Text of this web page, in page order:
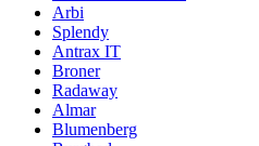
Arbi
Splendy
Antrax IT
Broner
Radaway
Almar
Blumenberg